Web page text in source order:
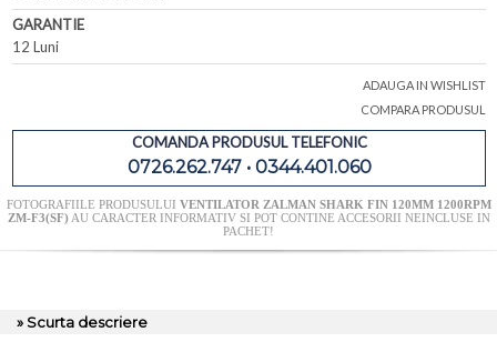
GARANTIE
12 Luni
ADAUGA IN WISHLIST
COMPARA PRODUSUL
COMANDA PRODUSUL TELEFONIC
0726.262.747 • 0344.401.060
FOTOGRAFIILE PRODUSULUI VENTILATOR ZALMAN SHARK FIN 120MM 1200RPM
ZM-F3(SF) AU CARACTER INFORMATIV SI POT CONTINE ACCESORII NEINCLUSE IN
PACHET!
» Scurta descriere